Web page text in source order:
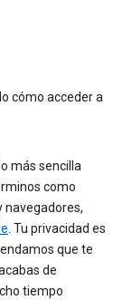
cómo acceder a
más sencilla
como
navegadores,
. Tu privacidad es
que te
de
tiempo